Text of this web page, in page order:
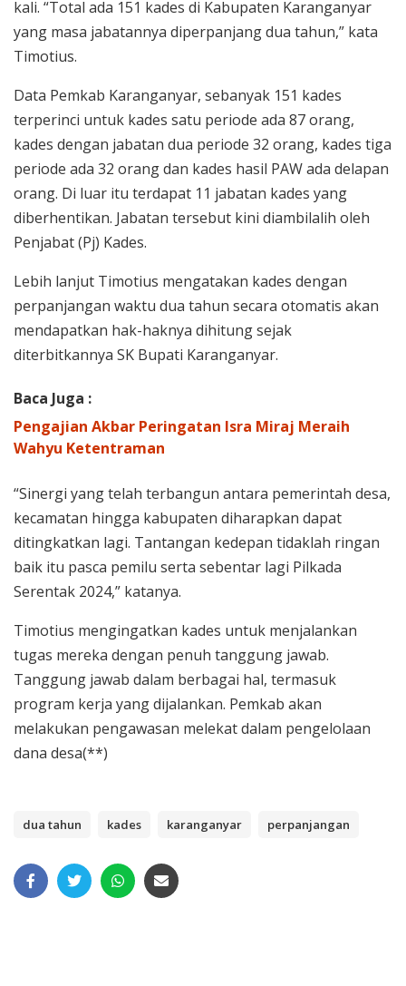
kali. “Total ada 151 kades di Kabupaten Karanganyar
yang masa jabatannya diperpanjang dua tahun,” kata
Timotius.
Data Pemkab Karanganyar, sebanyak 151 kades
terperinci untuk kades satu periode ada 87 orang,
kades dengan jabatan dua periode 32 orang, kades tiga
periode ada 32 orang dan kades hasil PAW ada delapan
orang. Di luar itu terdapat 11 jabatan kades yang
diberhentikan. Jabatan tersebut kini diambilalih oleh
Penjabat (Pj) Kades.
Lebih lanjut Timotius mengatakan kades dengan
perpanjangan waktu dua tahun secara otomatis akan
mendapatkan hak-haknya dihitung sejak
diterbitkannya SK Bupati Karanganyar.
Baca Juga :
Pengajian Akbar Peringatan Isra Miraj Meraih
Wahyu Ketentraman
“Sinergi yang telah terbangun antara pemerintah desa,
kecamatan hingga kabupaten diharapkan dapat
ditingkatkan lagi. Tantangan kedepan tidaklah ringan
baik itu pasca pemilu serta sebentar lagi Pilkada
Serentak 2024,” katanya.
Timotius mengingatkan kades untuk menjalankan
tugas mereka dengan penuh tanggung jawab.
Tanggung jawab dalam berbagai hal, termasuk
program kerja yang dijalankan. Pemkab akan
melakukan pengawasan melekat dalam pengelolaan
dana desa(**)
dua tahun kades karanganyar perpanjangan